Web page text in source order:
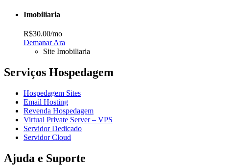
Imobiliaria
R$30.00/mo
Demanar Ara
Site Imobiliaria
Serviços Hospedagem
Hospedagem Sites
Email Hosting
Revenda Hospedagem
Virtual Private Server – VPS
Servidor Dedicado
Servidor Cloud
Ajuda e Suporte